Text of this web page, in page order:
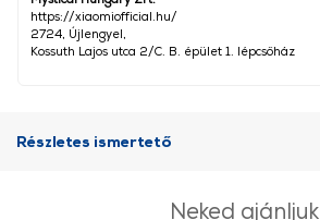
https://xiaomiofficial.hu/
2724, Újlengyel,
Kossuth Lajos utca 2/C. B. épület 1. lépcsőház
Részletes ismertető
Neked ajánljuk